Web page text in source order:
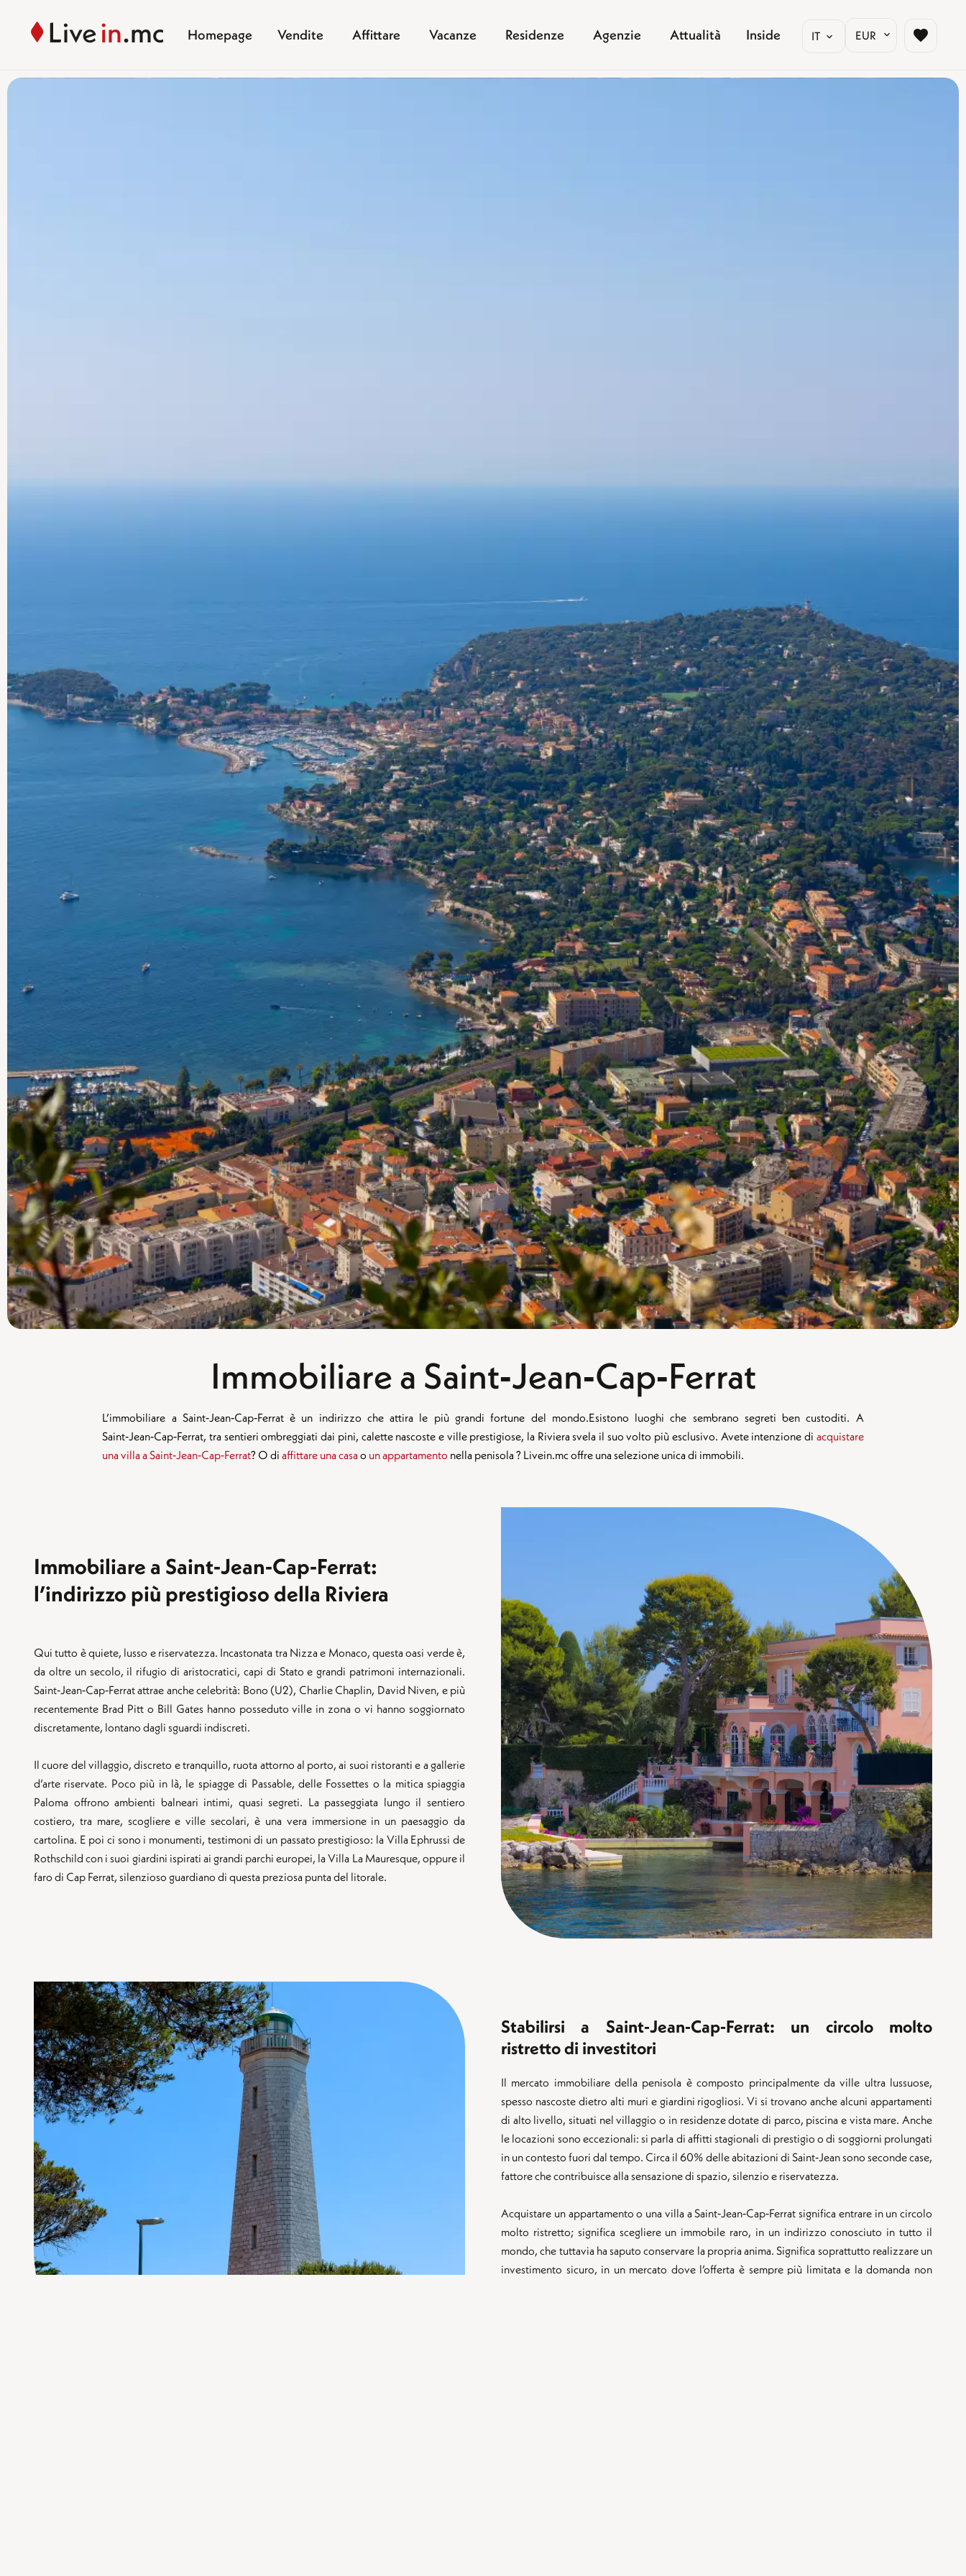
Homepage Vendite Affittare Vacanze Residenze Agenzie Attualità Inside IT EUR
Immobiliare a Saint‑Jean‑Cap‑Ferrat
L’immobiliare a Saint‑Jean‑Cap‑Ferrat è un indirizzo che attira le più grandi fortune del mondo.Esistono luoghi che sembrano segreti ben custoditi. A
Saint‑Jean‑Cap‑Ferrat, tra sentieri ombreggiati dai pini, calette nascoste e ville prestigiose, la Riviera svela il suo volto più esclusivo. Avete intenzione di acquistare
una villa a Saint‑Jean‑Cap‑Ferrat? O diaffittare una casa o un appartamento nella penisola ? Livein.mc offre una selezione unica di immobili.
Immobiliare a Saint‑Jean‑Cap‑Ferrat:
l’indirizzo più prestigioso della Riviera
Qui tutto è quiete, lusso e riservatezza. Incastonata tra Nizza e Monaco, questa oasi verde è,
da oltre un secolo, il rifugio di aristocratici, capi di Stato e grandi patrimoni internazionali.
Saint‑Jean‑Cap‑Ferrat attrae anche celebrità: Bono (U2), Charlie Chaplin, David Niven, e più
recentemente Brad Pitt o Bill Gates hanno posseduto ville in zona o vi hanno soggiornato
discretamente, lontano dagli sguardi indiscreti.
Il cuore del villaggio, discreto e tranquillo, ruota attorno al porto, ai suoi ristoranti e a gallerie
d’arte riservate. Poco più in là, le spiagge di Passable, delle Fossettes o la mitica spiaggia
Paloma offrono ambienti balneari intimi, quasi segreti. La passeggiata lungo il sentiero
costiero, tra mare, scogliere e ville secolari, è una vera immersione in un paesaggio da
cartolina. E poi ci sono i monumenti, testimoni di un passato prestigioso: la Villa Ephrussi de
Rothschild con i suoi giardini ispirati ai grandi parchi europei, la Villa La Mauresque, oppure il
faro di Cap Ferrat, silenzioso guardiano di questa preziosa punta del litorale.
Stabilirsi a Saint‑Jean‑Cap‑Ferrat: un circolo molto
ristretto di investitori
Il mercato immobiliare della penisola è composto principalmente da ville ultra lussuose,
spesso nascoste dietro alti muri e giardini rigogliosi. Vi si trovano anche alcuni appartamenti
di alto livello, situati nel villaggio o in residenze dotate di parco, piscina e vista mare. Anche
le locazioni sono eccezionali: si parla di affitti stagionali di prestigio o di soggiorni prolungati
in un contesto fuori dal tempo. Circa il 60% delle abitazioni di Saint‑Jean sono seconde case,
fattore che contribuisce alla sensazione di spazio, silenzio e riservatezza.
Acquistare un appartamento o una villa a Saint‑Jean‑Cap‑Ferrat significa entrare in un circolo
molto ristretto; significa scegliere un immobile raro, in un indirizzo conosciuto in tutto il
mondo, che tuttavia ha saputo conservare la propria anima. Significa soprattutto realizzare un
investimento sicuro, in un mercato dove l’offerta è sempre più limitata e la domanda non